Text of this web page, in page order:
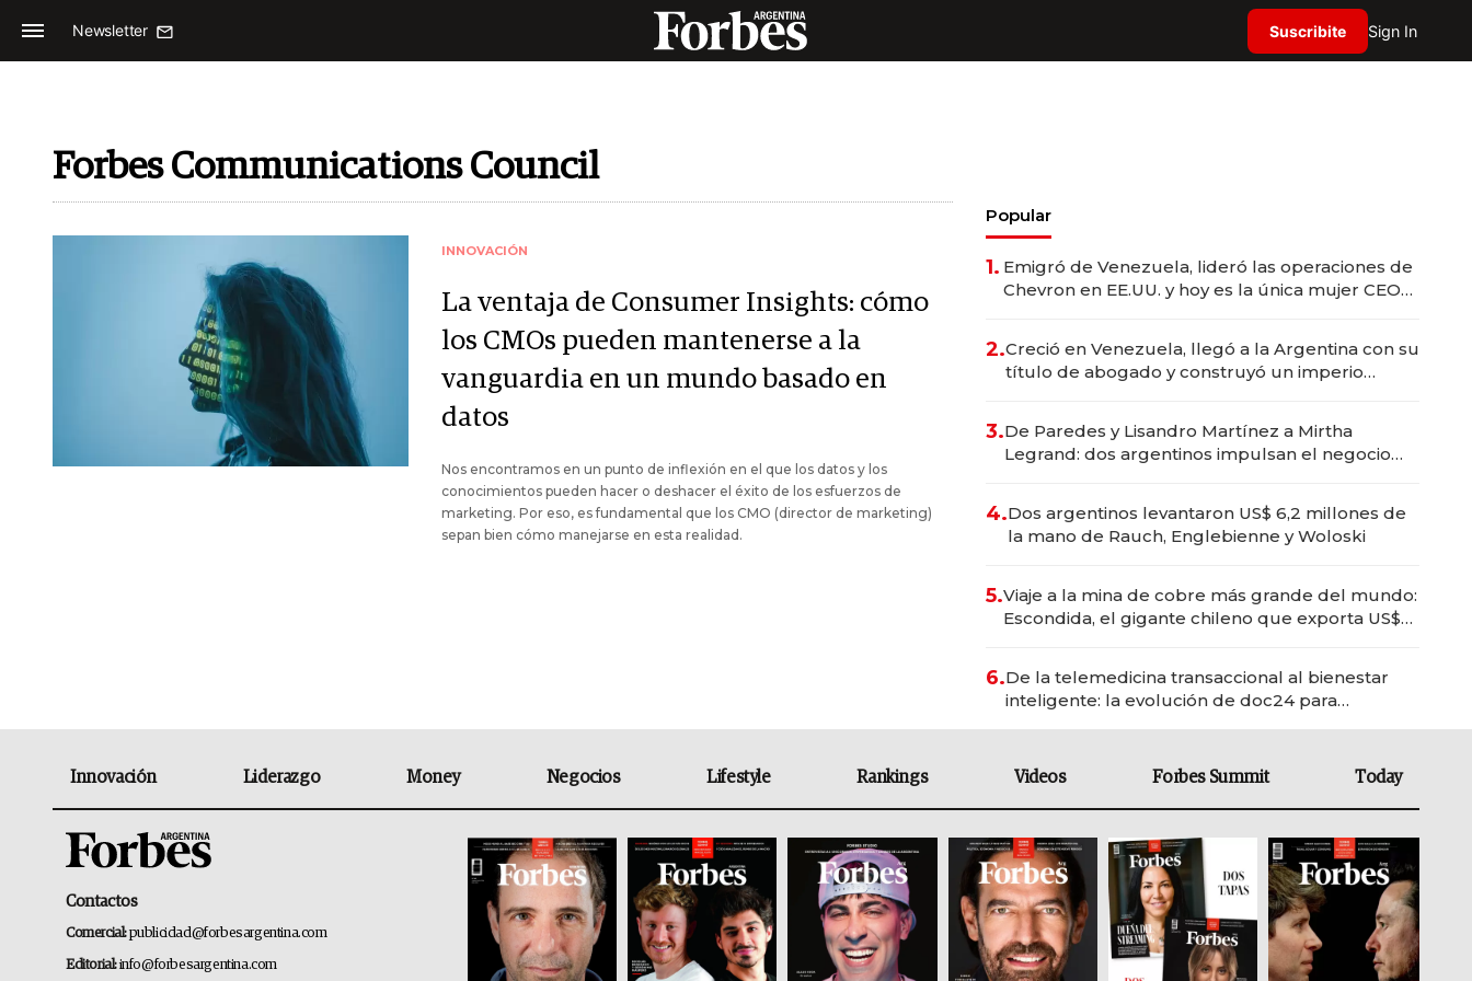
Newsletter Suscribite Sign In
Forbes Communications Council
INNOVACIÓN
La ventaja de Consumer Insights: cómo
los CMOs pueden mantenerse a la
vanguardia en un mundo basado en
datos
Nos encontramos en un punto de inflexión en el que los datos y los
conocimientos pueden hacer o deshacer el éxito de los esfuerzos de
marketing. Por eso, es fundamental que los CMO (director de marketing)
sepan bien cómo manejarse en esta realidad.
Popular
1. Emigró de Venezuela, lideró las operaciones de
Chevron en EE.UU. y hoy es la única mujer CEO
2.Creció en Venezuela, llegó a la Argentina con su
título de abogado y construyó un imperio
3.De Paredes y Lisandro Martínez a Mirtha
Legrand: dos argentinos impulsan el negocio
4.Dos argentinos levantaron US$ 6,2 millones de
la mano de Rauch, Englebienne y Woloski
5.Viaje a la mina de cobre más grande del mundo:
Escondida, el gigante chileno que exporta US$
6.De la telemedicina transaccional al bienestar
inteligente: la evolución de doc24 para
Innovación Liderazgo Money Negocios Lifestyle Rankings Videos Forbes Summit Today
Contactos
Comercial:publicidad@forbesargentina.com
Editorial:info@forbesargentina.com